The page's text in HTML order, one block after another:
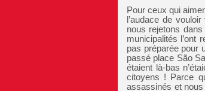
Pour ceux qui
l’audace de
nous rejetons
municipalités l’ont
pas préparée pour
passé place São
étaient là-bas
citoyens ! Parce
assassinés et